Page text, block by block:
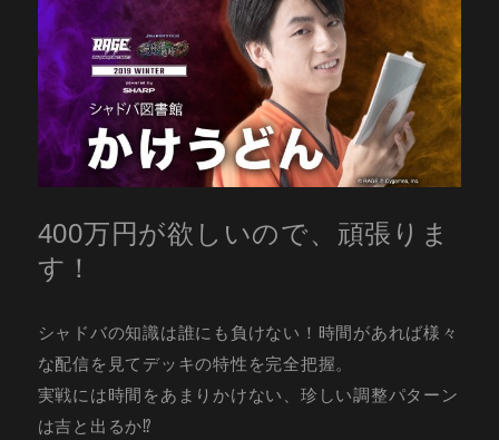
400万円が欲しいので、頑張りま
す！
シャドバの知識は誰にも負けない！時間があれば様々
な配信を見てデッキの特性を完全把握。
実戦には時間をあまりかけない、珍しい調整パターン
は吉と出るか⁉